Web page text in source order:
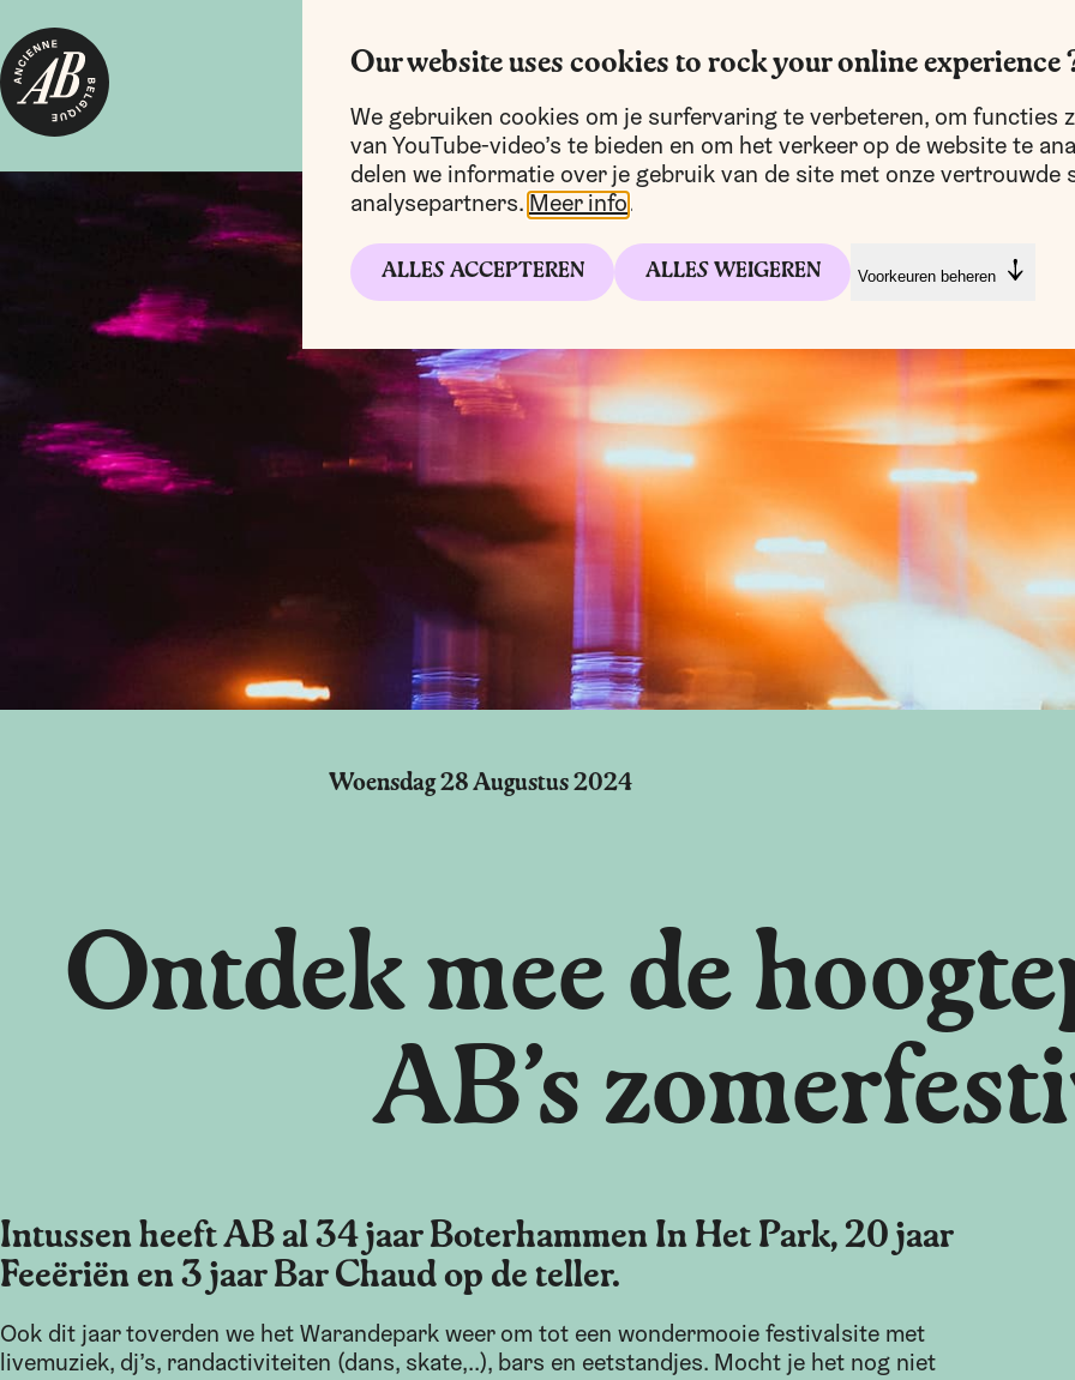
Our website uses cookies to rock your online experience
We gebruiken cookies om je surfervaring te verbeteren, om functies
van YouTube-video’s te bieden en om het verkeer op de website te
delen we informatie over je gebruik van de site met onze vertrouwde
analysepartners. Meer info .
ALLES ACCEPTEREN ALLES WEIGEREN Voorkeuren beheren
Woensdag 28 Augustus 2024
Ontdek mee de
AB’s
Intussen heeft AB al 34 jaar Boterhammen In Het Park, 20 jaar
Feeëriën en 3 jaar Bar Chaud op de teller.
Ook dit jaar toverden we het Warandepark weer om tot een wondermooie festivalsite met
livemuziek, dj’s, randactiviteiten (dans, skate,..), bars en eetstandjes. Mocht je het nog niet